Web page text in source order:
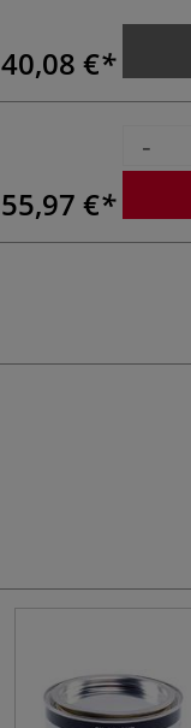
40,08 €
55,97 €
-